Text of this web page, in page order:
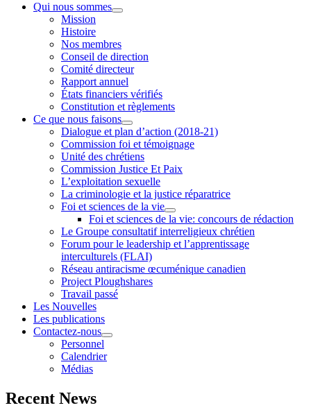
Qui nous sommes
Mission
Histoire
Nos membres
Conseil de direction
Comité directeur
Rapport annuel
États financiers vérifiés
Constitution et règlements
Ce que nous faisons
Dialogue et plan d’action (2018-21)
Commission foi et témoignage
Unité des chrétiens
Commission Justice Et Paix
L’exploitation sexuelle
La criminologie et la justice réparatrice
Foi et sciences de la vie
Foi et sciences de la vie: concours de rédaction
Le Groupe consultatif interreligieux chrétien
Forum pour le leadership et l’apprentissage
interculturels (FLAI)
Réseau antiracisme œcuménique canadien
Project Ploughshares
Travail passé
Les Nouvelles
Les publications
Contactez-nous
Personnel
Calendrier
Médias
Recent News